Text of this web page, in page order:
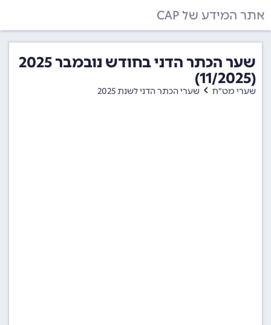
אתר המידע של CAP
שער הכתר הדני בחודש נובמבר 2025
(11/2025)
שערי מט"ח שערי הכתר הדני לשנת 2025